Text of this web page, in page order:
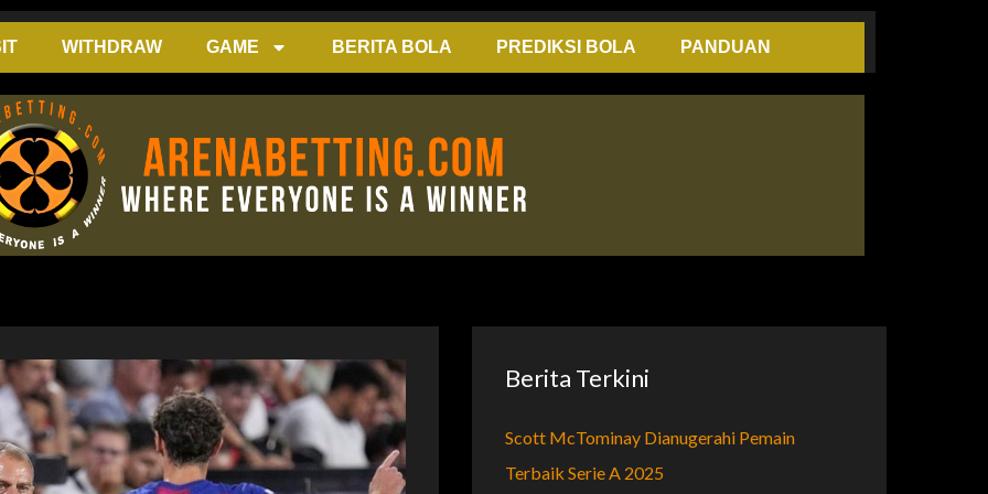
WITHDRAW GAME BERITA BOLA PREDIKSI BOLA PANDUAN
Berita Terkini
Scott McTominay Dianugerahi Pemain
Terbaik Serie A 2025